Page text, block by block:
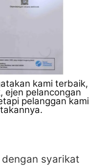
kami terbaik,
ejen pelancongan
pelanggan kami
syarikat